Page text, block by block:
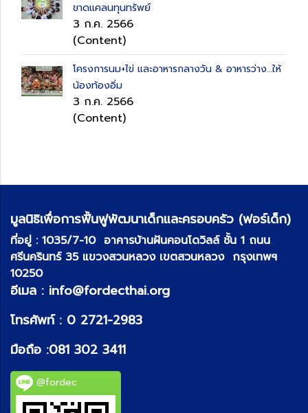
ขาดแคลนทุนทรัพย์
3 ก.ค. 2566
(Content)
โครงการนม+ไข่ และอาหารกลางวัน & อาหารว่าง…ให้
น้องท้องอิ่ม
3 ก.ค. 2566
(Content)
มูลนิธิเพื่อการฟื้นฟูพัฒนาเด็กและครอบครัว (ฟอร์เด็ก)
ที่อยู่ : 1035/7-10 อาคารบ้านฝันคอนโดวิลล์ ชั้น 1 ถนน
ศรีนครินทร์ 35 แขวงสวนหลวง เขตสวนหลวง กรุงเทพฯ
10250
อีเมล : info@fordecthai.org
โทรศัพท์ : 0 2721-2983
มือถือ :081 302 3411
@fordec